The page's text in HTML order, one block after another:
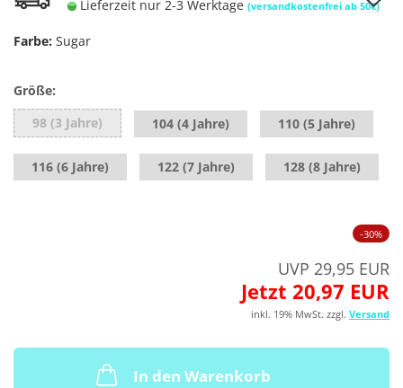
Lieferzeit nur 2-3 Werktage (versandkostenfrei ab 50€)
Farbe: Sugar
Größe:
98 (3 Jahre)
104 (4 Jahre) 110 (5 Jahre)
116 (6 Jahre) 122 (7 Jahre) 128 (8 Jahre)
-30%
UVP 29,95 EUR
Jetzt 20,97 EUR
inkl. 19% MwSt. zzgl. Versand
In den Warenkorb